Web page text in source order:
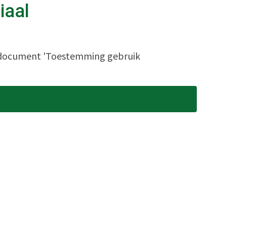
'Toestemming gebruik